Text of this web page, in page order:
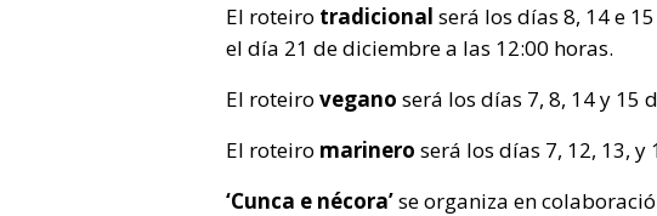
El roteiro tradicional será los días 8, 14 e
el día 21 de diciembre a las 12:00 horas.
El roteiro vegano será los días 7, 8, 14 y 15
El roteiro marinero será los días 7, 12, 13, y
‘Cunca e nécora’se organiza en